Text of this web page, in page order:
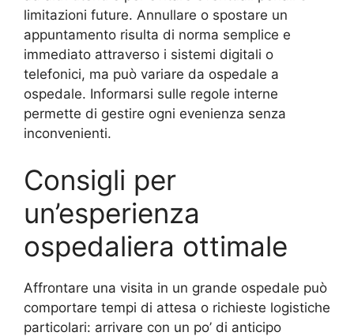
limitazioni future. Annullare o spostare un
appuntamento risulta di norma semplice e
immediato attraverso i sistemi digitali o
telefonici, ma può variare da ospedale a
ospedale. Informarsi sulle regole interne
permette di gestire ogni evenienza senza
inconvenienti.
Consigli per
un’esperienza
ospedaliera ottimale
Affrontare una visita in un grande ospedale può
comportare tempi di attesa o richieste logistiche
particolari: arrivare con un po’ di anticipo